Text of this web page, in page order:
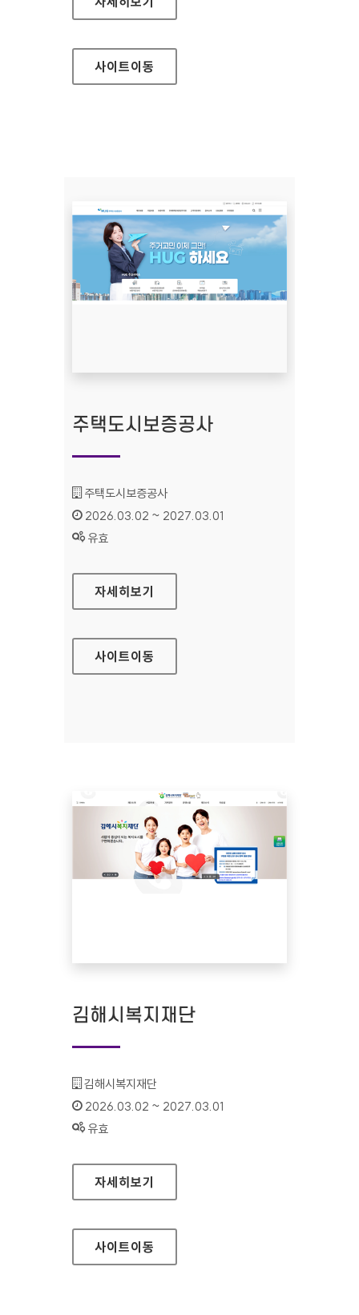
사이트이동
주택도시보증공사
기관명 :
주택도시보증공사
인증기간 :
2026.03.02 ~ 2027.03.01
상태 :
유효
주택도시보증공사
자세히보기
사이트이동
김해시복지재단
기관명 :
김해시복지재단
인증기간 :
2026.03.02 ~ 2027.03.01
상태 :
유효
김해시복지재단
자세히보기
사이트이동